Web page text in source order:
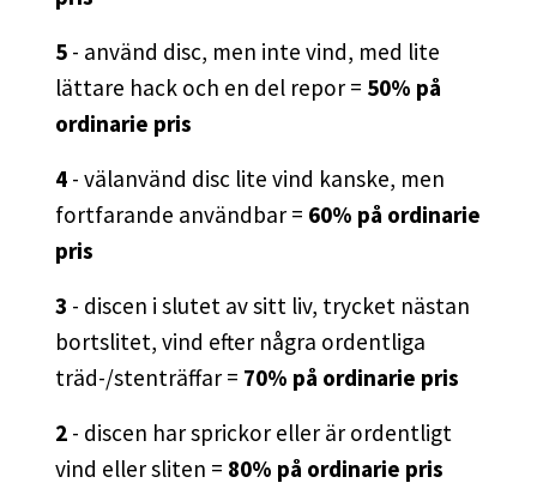
5 - använd disc, men inte vind, med lite
lättare hack och en del repor = 50% på
ordinarie pris
4 - välanvänd disc lite vind kanske, men
fortfarande användbar = 60% på ordinarie
pris
3 - discen i slutet av sitt liv, trycket nästan
bortslitet, vind efter några ordentliga
träd-/stenträffar = 70% på ordinarie pris
2 - discen har sprickor eller är ordentligt
vind eller sliten = 80% på ordinarie pris